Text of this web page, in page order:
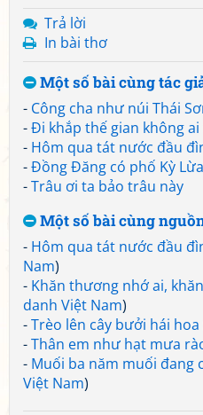
Trả lời
In bài thơ
Một số bài cùng tác
- Công cha như núi Thái
-Đi khắp thế gian không
- Hôm qua tát nước đầu
-Đồng Đăng có phố Kỳ Lừa
-Trâu ơi ta bảo trâu này
Một số bài cùng
- Hôm qua tát nước đầu
Nam)
- Khăn thương nhớ ai,
danh Việt Nam)
-Trèo lên cây bưởi hái hoa
-Thân em như hạt mưa
- Muối ba năm muối đang
Việt Nam)